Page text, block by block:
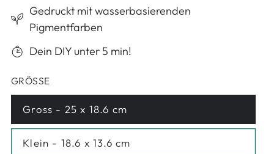
Gedruckt mit wasserbasierenden
Pigmentfarben
Dein DIY unter 5 min!
GRÖSSE
Gross - 25 x 18.6 cm
Variante ausverkauft oder nicht verfügbar
Klein - 18.6 x 13.6 cm
Variante ausverkauft oder nicht verfügbar